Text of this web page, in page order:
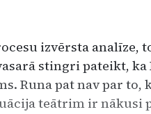
izvērsta analīze,
stingri pateikt,
Runa pat nav par to,
teātrim ir nākusi